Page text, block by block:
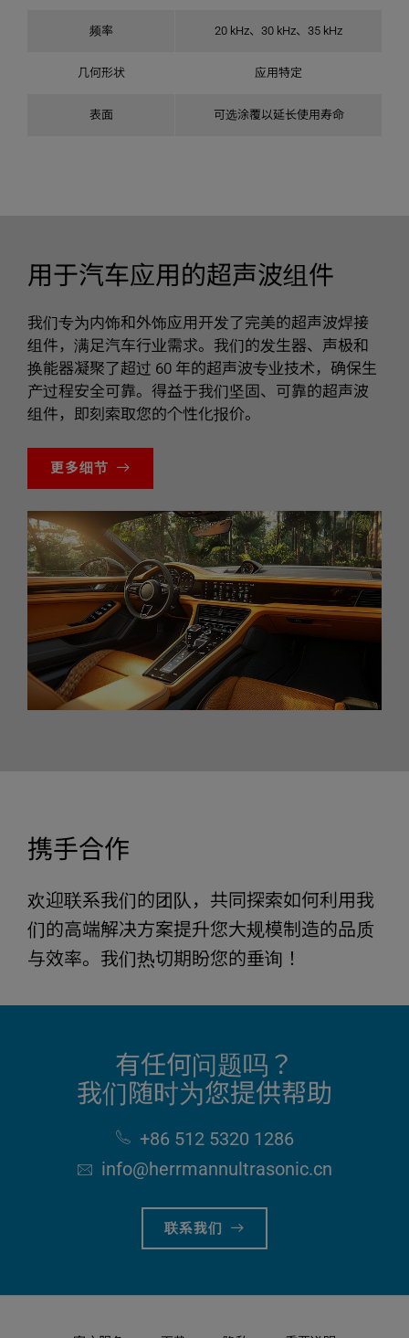
频率 20 kHz、30 kHz、35 kHz
几何形状 应用特定
表面 可选涂覆以延长使用寿命
用于汽车应用的超声波组件
我们专为内饰和外饰应用开发了完美的超声波焊接
组件，满足汽车行业需求。我们的发生器、声极和
换能器凝聚了超过 60 年的超声波专业技术，确保生
产过程安全可靠。得益于我们坚固、可靠的超声波
组件，即刻索取您的个性化报价。
更多细节
携手合作
欢迎联系我们的团队，共同探索如何利用我
们的高端解决方案提升您大规模制造的品质
与效率。我们热切期盼您的垂询！
有任何问题吗？
我们随时为您提供帮助
+86 512 5320 1286
info​@herrmannultrasonic​.cn
联系我们